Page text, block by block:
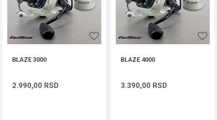
BLAZE 3000
2.990,00 RSD
BLAZE 4000
3.390,00 RSD